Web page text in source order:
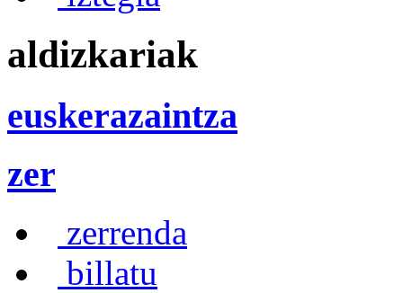
aldizkariak
euskerazaintza
zer
zerrenda
billatu